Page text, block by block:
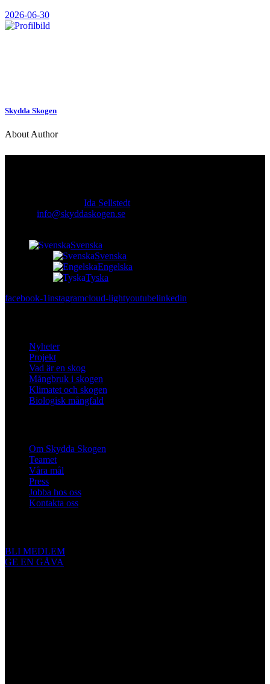
2026-06-30
Skydda Skogen
About Author
Ida Sellstedt
info@skyddaskogen.se
Svenska
Svenska
Engelska
Tyska
facebook-1instagramcloud-lightyoutubelinkedin
Nyheter
Projekt
Vad är en skog
Mångbruk i skogen
Klimatet och skogen
Biologisk mångfald
Om Skydda Skogen
Teamet
Våra mål
Press
Jobba hos oss
Kontakta oss
BLI MEDLEM
GE EN GÅVA